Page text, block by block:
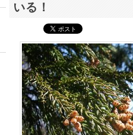
いる！